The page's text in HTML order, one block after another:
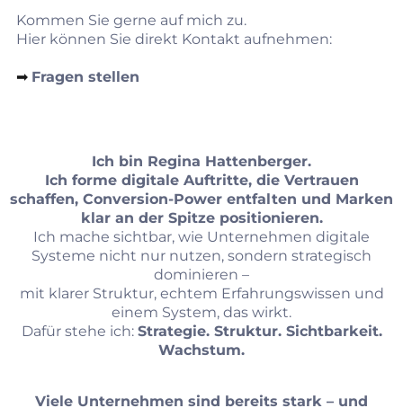
Kommen Sie gerne auf mich zu.
Hier können Sie direkt Kontakt aufnehmen:
➡︎ Fragen stellen
Ich bin Regina Hattenberger.
Ich forme digitale Auftritte, die Vertrauen
schaffen, Conversion‑Power entfalten und Marken
klar an der Spitze positionieren.
Ich mache sichtbar, wie Unternehmen digitale
Systeme nicht nur nutzen, sondern strategisch
dominieren –
mit klarer Struktur, echtem Erfahrungswissen und
einem System, das wirkt.
Dafür stehe ich: Strategie. Struktur. Sichtbarkeit.
Wachstum.
Viele Unternehmen sind bereits stark – und